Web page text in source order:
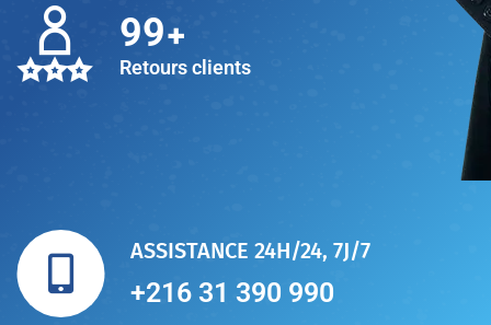
100
Retours clients
ASSISTANCE 24H/24, 7J/7
+216 31 390 990